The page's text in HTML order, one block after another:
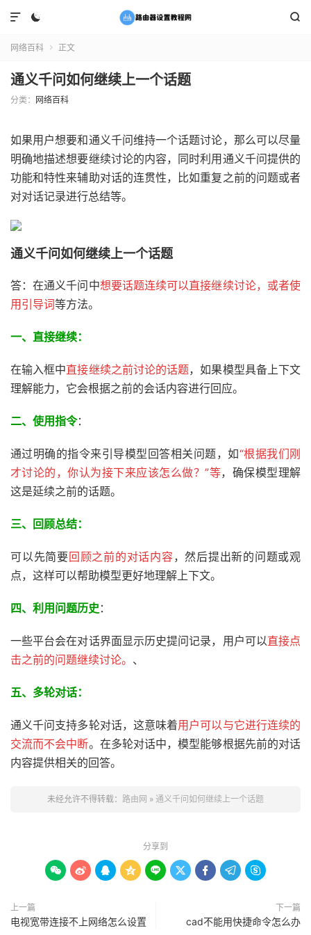
 

网络百科  正文
通义千问如何继续上一个话题
分类： 网络百科
如果用户想要和通义千问维持一个话题讨论，那么可以尽量
明确地描述想要继续讨论的内容，同时利用通义千问提供的
功能和特性来辅助对话的连贯性，比如重复之前的问题或者
对对话记录进行总结等。
通义千问如何继续上一个话题
答：在通义千问中想要话题连续可以直接继续讨论，或者使
用引导词等方法。
一、直接继续：
在输入框中直接继续之前讨论的话题，如果模型具备上下文
理解能力，它会根据之前的会话内容进行回应。
二、使用指令：
通过明确的指令来引导模型回答相关问题，如“根据我们刚
才讨论的，你认为接下来应该怎么做？”等，确保模型理解
这是延续之前的话题。
三、 回顾总结：
可以先简要回顾之前的对话内容，然后提出新的问题或观
点，这样可以帮助模型更好地理解上下文。
四、利用问题历史 ：
一些平台会在对话界面显示历史提问记录，用户可以直接点
击之前的问题继续讨论。 、
五、 多轮对话：
通义千问支持多轮对话，这意味着用户可以与它进行连续的
交流而不会中断。在多轮对话中，模型能够根据先前的对话
内容提供相关的回答。
未经允许不得转载： 路由网 » 通义千问如何继续上一个话题
分享到
        
上一篇
电视宽带连接不上网络怎么设置
下一篇
cad不能用快捷命令怎么办